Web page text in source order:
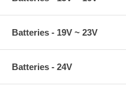
Batteries - 19V ~ 23V
Batteries - 24V